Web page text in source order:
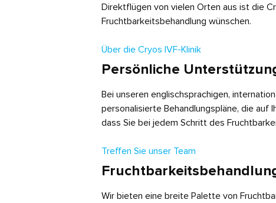
Direktflügen von vielen Orten aus ist die
Fruchtbarkeitsbehandlung wünschen.
Über die Cryos IVF-Klinik
Persönliche
Bei unseren englischsprachigen,
personalisierte Behandlungspläne, die auf
dass Sie bei jedem Schritt des
Treffen Sie unser Team
Wir bieten eine breite Palette von